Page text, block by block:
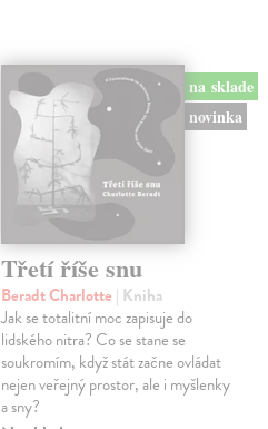
na sklade
novinka
Třetí říše snu
Beradt Charlotte | Kniha
Jak se totalitní moc zapisuje do
lidského nitra? Co se stane se
soukromím, když stát začne ovládat
nejen veřejný prostor, ale i myšlenky
a sny?